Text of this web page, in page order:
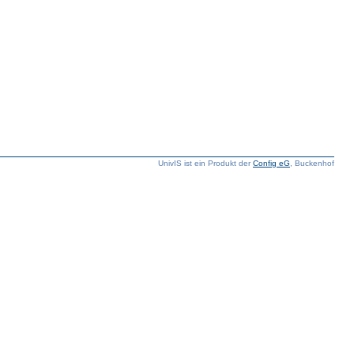
UnivIS ist ein Produkt derConfig eG , Buckenhof